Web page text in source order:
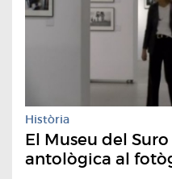
Història
El Museu del
antològica al